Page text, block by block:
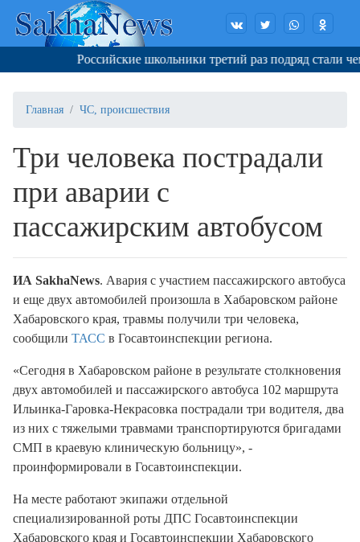
Российские школьники третий раз подряд стали
Главная ЧС, происшествия
Три человека пострадали
при аварии с
пассажирским автобусом
ИА SakhaNews. Авария с участием пассажирского автобуса
и еще двух автомобилей произошла в Хабаровском районе
Хабаровского края, травмы получили три человека,
сообщили ТАСС в Госавтоинспекции региона.
«Сегодня в Хабаровском районе в результате столкновения
двух автомобилей и пассажирского автобуса 102 маршрута
Ильинка-Гаровка-Некрасовка пострадали три водителя, два
из них с тяжелыми травмами транспортируются бригадами
СМП в краевую клиническую больницу», -
проинформировали в Госавтоинспекции.
На месте работают экипажи отдельной
специализированной роты ДПС Госавтоинспекции
Хабаровского края и Госавтоинспекции Хабаровского